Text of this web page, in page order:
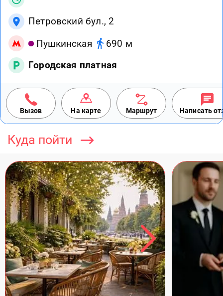
Петровский бул., 2
Пушкинская
690 м
Городская платная
Вызов На карте Маршрут Написать
Куда пойти